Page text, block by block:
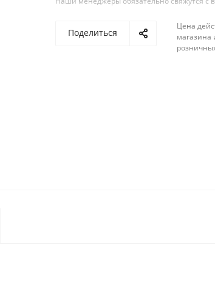
Поделиться
Цена
магазина